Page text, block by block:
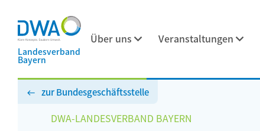
Landesverband
Bayern
Über uns Veranstaltungen
zur Bundesgeschäftsstelle
DWA-LANDESVERBAND BAYERN